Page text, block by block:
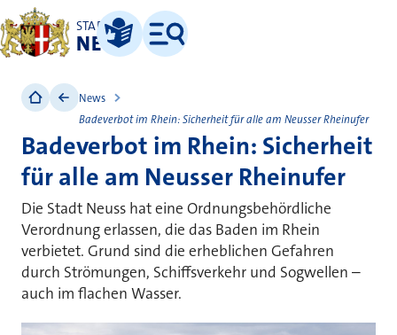
STADT
NEUSS
Leichte Sprache
Menü
News
Badeverbot im Rhein: Sicherheit für alle am Neusser Rheinufer
Badeverbot im Rhein: Sicherheit
für alle am Neusser Rheinufer
Die Stadt Neuss hat eine Ordnungsbehördliche
Verordnung erlassen, die das Baden im Rhein
verbietet. Grund sind die erheblichen Gefahren
durch Strömungen, Schiffsverkehr und Sogwellen –
auch im flachen Wasser.